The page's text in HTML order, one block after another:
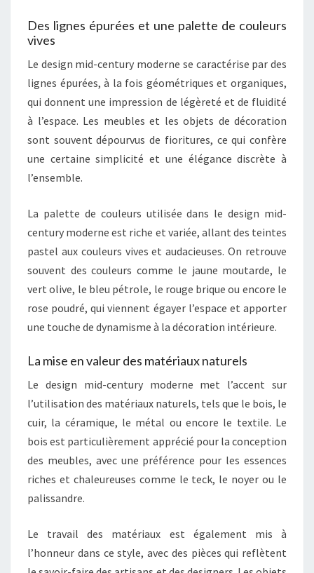
Des lignes épurées et une palette de couleurs
vives
Le design mid-century moderne se caractérise par des
lignes épurées, à la fois géométriques et organiques,
qui donnent une impression de légèreté et de fluidité
à l’espace. Les meubles et les objets de décoration
sont souvent dépourvus de fioritures, ce qui confère
une certaine simplicité et une élégance discrète à
l’ensemble.
La palette de couleurs utilisée dans le design mid-
century moderne est riche et variée, allant des teintes
pastel aux couleurs vives et audacieuses. On retrouve
souvent des couleurs comme le jaune moutarde, le
vert olive, le bleu pétrole, le rouge brique ou encore le
rose poudré, qui viennent égayer l’espace et apporter
une touche de dynamisme à la décoration intérieure.
La mise en valeur des matériaux naturels
Le design mid-century moderne met l’accent sur
l’utilisation des matériaux naturels, tels que le bois, le
cuir, la céramique, le métal ou encore le textile. Le
bois est particulièrement apprécié pour la conception
des meubles, avec une préférence pour les essences
riches et chaleureuses comme le teck, le noyer ou le
palissandre.
Le travail des matériaux est également mis à
l’honneur dans ce style, avec des pièces qui reflètent